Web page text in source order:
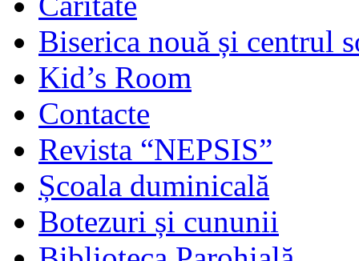
Biserica nouă și centrul
Kid’s Room
Contacte
Revista “NEPSIS”
Școala duminicală
Botezuri și cununii